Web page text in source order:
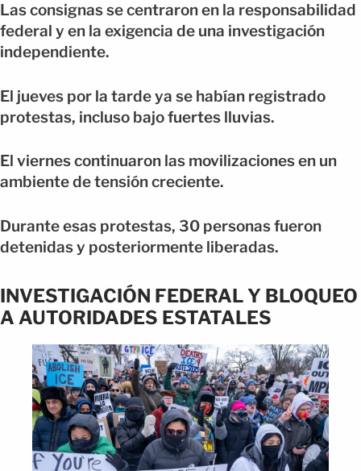
Las consignas se centraron en la responsabilidad
federal y en la exigencia de una investigación
independiente.
El jueves por la tarde ya se habían registrado
protestas, incluso bajo fuertes lluvias.
El viernes continuaron las movilizaciones en un
ambiente de tensión creciente.
Durante esas protestas, 30 personas fueron
detenidas y posteriormente liberadas.
INVESTIGACIÓN FEDERAL Y BLOQUEO
A AUTORIDADES ESTATALES